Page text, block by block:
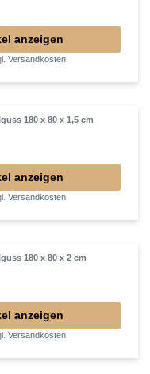
anzeigen
Versandkosten
180 x 80 x 1,5 cm
anzeigen
Versandkosten
180 x 80 x 2 cm
anzeigen
Versandkosten